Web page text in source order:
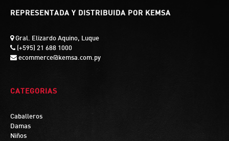
REPRESENTADA Y DISTRIBUIDA POR KEMSA
Gral. Elizardo Aquino, Luque
(+595) 21 688 1000
ecommerce@kemsa.com.py
CATEGORIAS
Caballeros
Damas
Niños